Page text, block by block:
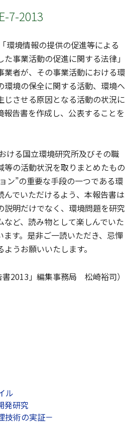
7-2013
環境情報の提供の促進等による
事業活動の促進に関する法律」
業者が、その事業活動における環
環境の保全に関する活動、環境へ
じさせる原因となる活動の状況に
告書を作成し、公表することを
ける国立環境研究所及びその職
等の活動状況を取りまとめたもの
ン”の重要な手段の一つである環
でいただけるよう、本報告書は
説明だけでなく、環境問題を研究
など、読み物として楽しんでいた
す。是非ご一読いただき、忌憚
うお願いいたします。
書2013」編集事務局 松崎裕司）
ル
発研究
技術の実証－